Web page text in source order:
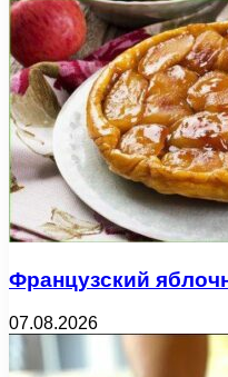
Французский
07.08.2026